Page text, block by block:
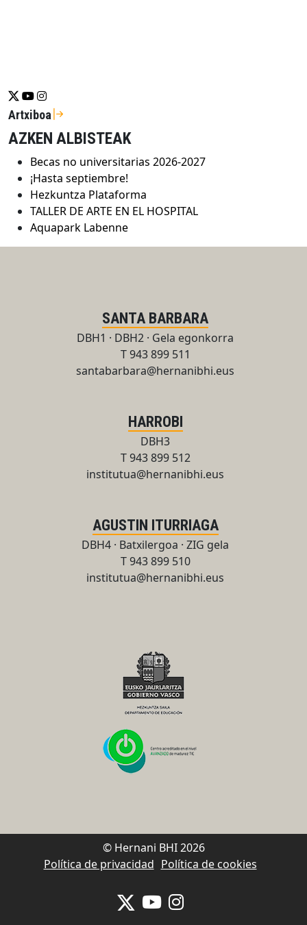
Se abrirá nueva ventana-twitter
Se abrirá nueva ventana-youtube
Se abrirá nueva ventana-instragram
Artxiboa
AZKEN ALBISTEAK
Becas no universitarias 2026-2027
¡Hasta septiembre!
Hezkuntza Plataforma
TALLER DE ARTE EN EL HOSPITAL
Aquapark Labenne
SANTA BARBARA
DBH1 · DBH2 · Gela egonkorra
T 943 899 511
santabarbara@hernanibhi.eus
HARROBI
DBH3
T 943 899 512
institutua@hernanibhi.eus
AGUSTIN ITURRIAGA
DBH4 · Batxilergoa · ZIG gela
T 943 899 510
institutua@hernanibhi.eus
© Hernani BHI 2026
Política de privacidad Política de cookies
Se abrirá nueva ventana-twitter
Se abrirá nueva ventana-